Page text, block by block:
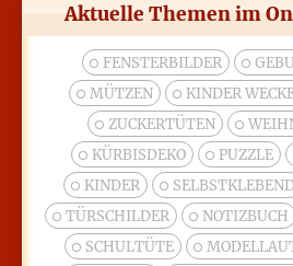
Aktuelle Themen im
FENSTERBILDER
MÜTZEN
KINDER
ZUCKERTÜTEN
KÜRBISDEKO
PUZZLE
KINDER
TÜRSCHILDER
NOTIZBUCH
SCHULTÜTE